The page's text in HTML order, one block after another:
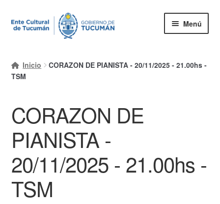
Ir
a
Ir
al
Menú
Mi cuenta
Finalizar compra
Ayuda Rapida
Inicio
CORAZON DE PIANISTA - 20/11/2025 - 21.00hs -
TSM
CORAZON DE
PIANISTA -
20/11/2025 - 21.00hs -
TSM